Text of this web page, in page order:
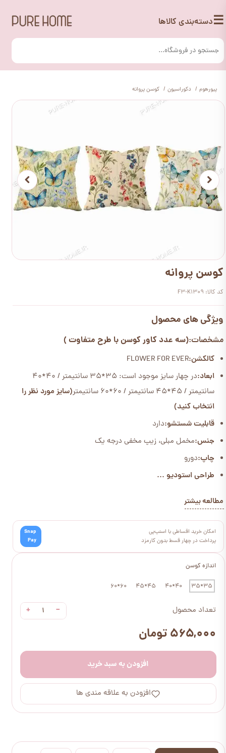
☰دسته‌بندی کالاها
پیورهوم دکوراسیون کوسن پروانه
اندازه کوسن
35*35
40*40
45*45
60*60
تعداد محصول −
+
۵۶۵,۰۰۰ تومان
افزودن به سبد خرید
افزودن به علاقه مندی ها
کوسن پروانه
کد کالا: F3-K1309
ویژگی های محصول
مشخصات:(سه عدد کاور کوسن با طرح متفاوت )
کالکشن:FLOWER FOR EVER
ابعاد:
در چهار سایز موجود است: 35*35 سانتیمتر / 40*40
سانتیمتر / 45*45 سانتیمتر / 60*60 سانتیمتر
(سایز مورد نظر را
انتخاب کنید)
قابلیت شستشو:دارد
جنس:مخمل مبلی، زیپ مخفی درجه یک
چاپ:دورو
طراحی استودیو ...
مطالعه بیشتر
امکان خرید اقساطی با اسنپ‌پی
پرداخت در چهار قسط بدون کارمزد
Snap
Pay